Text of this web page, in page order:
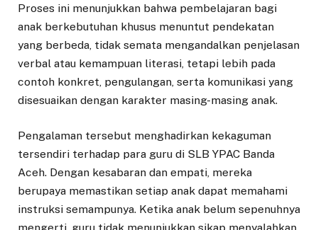
Proses ini menunjukkan bahwa pembelajaran bagi
anak berkebutuhan khusus menuntut pendekatan
yang berbeda, tidak semata mengandalkan penjelasan
verbal atau kemampuan literasi, tetapi lebih pada
contoh konkret, pengulangan, serta komunikasi yang
disesuaikan dengan karakter masing-masing anak.
Pengalaman tersebut menghadirkan kekaguman
tersendiri terhadap para guru di SLB YPAC Banda
Aceh. Dengan kesabaran dan empati, mereka
berupaya memastikan setiap anak dapat memahami
instruksi semampunya. Ketika anak belum sepenuhnya